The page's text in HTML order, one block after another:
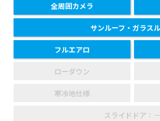
全周囲カメラ
サンルーフ・ガラス
フルエアロ
ローダウン
寒冷地仕様
スライドドア：－